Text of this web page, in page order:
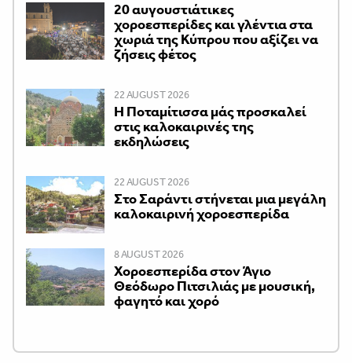
20 αυγουστιάτικες
χοροεσπερίδες και γλέντια στα
χωριά της Κύπρου που αξίζει να
ζήσεις φέτος
22 AUGUST 2026
Η Ποταμίτισσα μάς προσκαλεί
στις καλοκαιρινές της
εκδηλώσεις
22 AUGUST 2026
Στο Σαράντι στήνεται μια μεγάλη
καλοκαιρινή χοροεσπερίδα
8 AUGUST 2026
Χοροεσπερίδα στον Άγιο
Θεόδωρο Πιτσιλιάς με μουσική,
φαγητό και χορό